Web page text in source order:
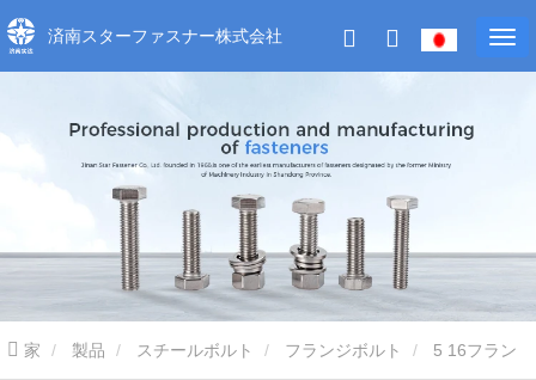
済南スターファスナー株式会社
家 製品 スチールボルト フランジボルト